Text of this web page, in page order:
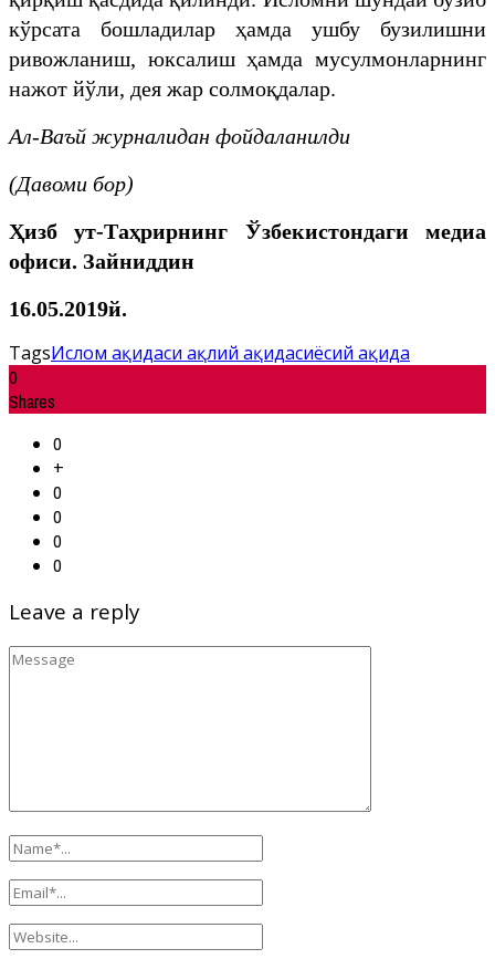
кўрсата бошладилар ҳамда ушбу бузилишни
ривожланиш, юксалиш ҳамда мусулмонларнинг
нажот йўли, дея жар солмоқдалар.
Ал-Ваъй журналидан фойдаланилди
(Давоми бор)
Ҳизб ут-Таҳрирнинг Ўзбекистондаги медиа
офиси. Зайниддин
16.05.2019й.
TagsИслом ақидаси ақлий ақидасиёсий ақида
0
Shares
0
+
0
0
0
0
Leave a reply